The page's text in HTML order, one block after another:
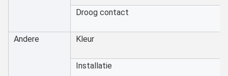
Droog contact
Andere Kleur
Installatie